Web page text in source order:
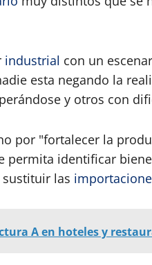
industrial con un
esta negando la
y otros con
por "fortalecer la
identificar
las
A en hoteles y